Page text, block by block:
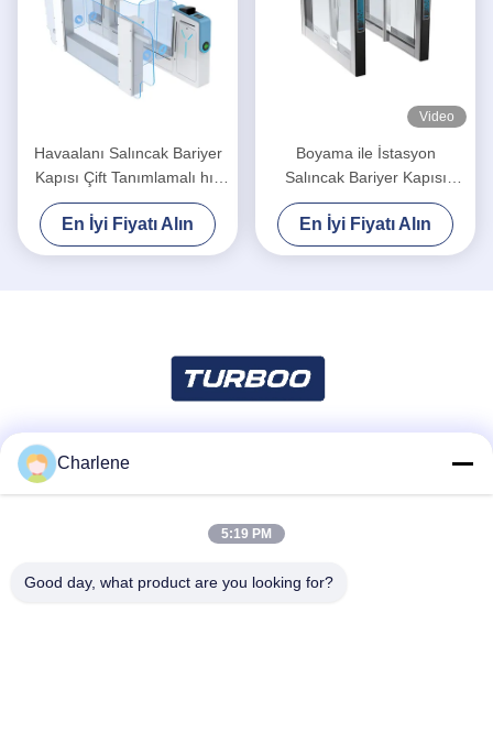
Havaalanı Salıncak Bariyer
Kapısı Çift Tanımlamalı hız
kapısı turnike
En İyi Fiyatı Alın
Video
Boyama ile İstasyon
Salıncak Bariyer Kapısı
Turnike Soğuk Haddeleme
Levhası
En İyi Fiyatı Alın
Charlene
5:19 PM
Good day, what product are you looking for?